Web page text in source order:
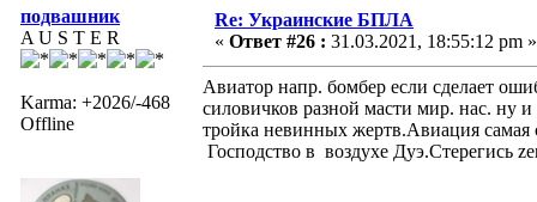
подвашник
A U S T E R
Karma: +2026/-468
Offline
Re: Украинские БПЛА
« Ответ #26 : 31.03.2021, 18:55:12 pm »
Авиатор напр. бомбер если сделает
силовичков разной масти мир. нас. ну
тройка невинных жертв.Авиация
Господство в воздухе Дуэ.Стерегись